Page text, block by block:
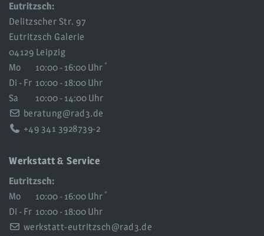
Eutritzsch:
Delitzscher Str. 97
Eutritzsch Galerie
04129 Leipzig
Mo
10:00 - 16:00 Uhr *
Di - Fr 10:00 - 18:00 Uhr
Sa
10:00 - 14:00 Uhr
beratung@rad3.de
+49 341 3928739-2
Werkstatt & Service
Eutritzsch:
Mo
10:00 - 16:00 Uhr *
Di - Fr 10:00 - 18:00 Uhr
werkstatt-eutritzsch@rad3.de